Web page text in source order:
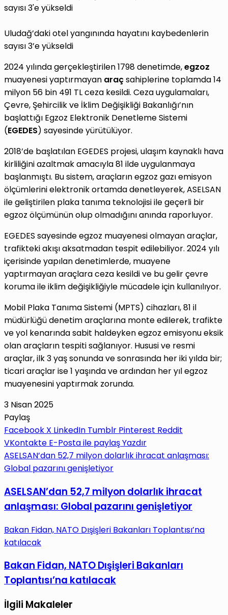
Uludağ’daki otel yangınında hayatını kaybedenlerin
sayısı 3’e yükseldi
2024 yılında gerçekleştirilen 1798 denetimde,egzoz
muayenesi yaptırmayan araçsahiplerine toplamda 14
milyon 56 bin 491 TL ceza kesildi. Ceza uygulamaları,
Çevre, Şehircilik ve İklim Değişikliği Bakanlığı’nın
başlattığı Egzoz Elektronik Denetleme Sistemi
(EGEDES) sayesinde yürütülüyor.
2018’de başlatılan EGEDES projesi, ulaşım kaynaklı hava
kirliliğini azaltmak amacıyla 81 ilde uygulanmaya
başlanmıştı. Bu sistem, araçların egzoz gazı emisyon
ölçümlerini elektronik ortamda denetleyerek, ASELSAN
ile geliştirilen plaka tanıma teknolojisi ile geçerli bir
egzoz ölçümünün olup olmadığını anında raporluyor.
EGEDES sayesinde egzoz muayenesi olmayan araçlar,
trafikteki akışı aksatmadan tespit edilebiliyor. 2024 yılı
içerisinde yapılan denetimlerde, muayene
yaptırmayan araçlara ceza kesildi ve bu gelir çevre
koruma ile iklim değişikliğiyle mücadele için kullanılıyor.
Mobil Plaka Tanıma Sistemi (MPTS) cihazları, 81 il
müdürlüğü denetim araçlarına monte edilerek, trafikte
ve yol kenarında sabit haldeyken egzoz emisyonu eksik
olan araçların tespiti sağlanıyor. Hususi ve resmi
araçlar, ilk 3 yaş sonunda ve sonrasında her iki yılda bir;
ticari araçlar ise 1 yaşında ve ardından her yıl egzoz
muayenesini yaptırmak zorunda.
3 Nisan 2025
Paylaş
Facebook X LinkedIn Tumblr Pinterest Reddit
VKontakte E-Posta ile paylaşYazdır
ASELSAN’dan 52,7 milyon dolarlık ihracat anlaşması:
Global pazarını genişletiyor
ASELSAN’dan 52,7 milyon dolarlık ihracat
anlaşması: Global pazarını genişletiyor
Bakan Fidan, NATO Dışişleri Bakanları Toplantısı’na
katılacak
Bakan Fidan, NATO Dışişleri Bakanları
Toplantısı’na katılacak
İlgili Makaleler